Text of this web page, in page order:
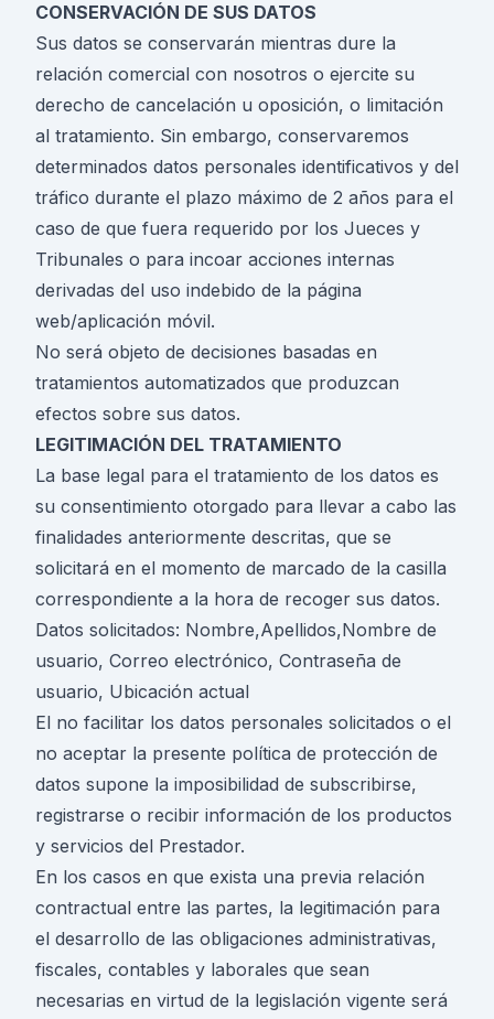
CONSERVACIÓN DE SUS DATOS
Sus datos se conservarán mientras dure la
relación comercial con nosotros o ejercite su
derecho de cancelación u oposición, o limitación
al tratamiento. Sin embargo, conservaremos
determinados datos personales identificativos y del
tráfico durante el plazo máximo de 2 años para el
caso de que fuera requerido por los Jueces y
Tribunales o para incoar acciones internas
derivadas del uso indebido de la página
web/aplicación móvil.
No será objeto de decisiones basadas en
tratamientos automatizados que produzcan
efectos sobre sus datos.
LEGITIMACIÓN DEL TRATAMIENTO
La base legal para el tratamiento de los datos es
su consentimiento otorgado para llevar a cabo las
finalidades anteriormente descritas, que se
solicitará en el momento de marcado de la casilla
correspondiente a la hora de recoger sus datos.
Datos solicitados: Nombre,Apellidos,Nombre de
usuario, Correo electrónico, Contraseña de
usuario, Ubicación actual
El no facilitar los datos personales solicitados o el
no aceptar la presente política de protección de
datos supone la imposibilidad de subscribirse,
registrarse o recibir información de los productos
y servicios del Prestador.
En los casos en que exista una previa relación
contractual entre las partes, la legitimación para
el desarrollo de las obligaciones administrativas,
fiscales, contables y laborales que sean
necesarias en virtud de la legislación vigente será